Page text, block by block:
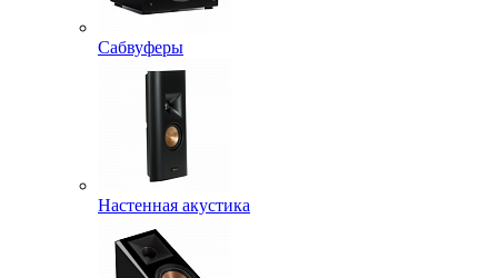
Сабвуферы
Настенная акустика